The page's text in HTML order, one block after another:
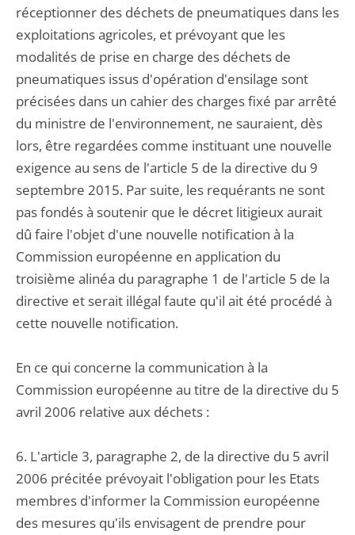
réceptionner des déchets de pneumatiques dans les
exploitations agricoles, et prévoyant que les
modalités de prise en charge des déchets de
pneumatiques issus d'opération d'ensilage sont
précisées dans un cahier des charges fixé par arrêté
du ministre de l'environnement, ne sauraient, dès
lors, être regardées comme instituant une nouvelle
exigence au sens de l'article 5 de la directive du 9
septembre 2015. Par suite, les requérants ne sont
pas fondés à soutenir que le décret litigieux aurait
dû faire l'objet d'une nouvelle notification à la
Commission européenne en application du
troisième alinéa du paragraphe 1 de l'article 5 de la
directive et serait illégal faute qu'il ait été procédé à
cette nouvelle notification.
En ce qui concerne la communication à la
Commission européenne au titre de la directive du 5
avril 2006 relative aux déchets :
6. L'article 3, paragraphe 2, de la directive du 5 avril
2006 précitée prévoyait l'obligation pour les Etats
membres d'informer la Commission européenne
des mesures qu'ils envisagent de prendre pour